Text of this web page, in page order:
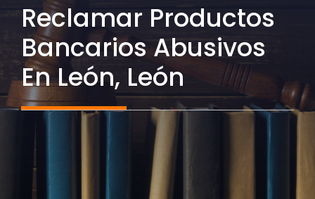
Reclamar Productos
Bancarios Abusivos
En León, León